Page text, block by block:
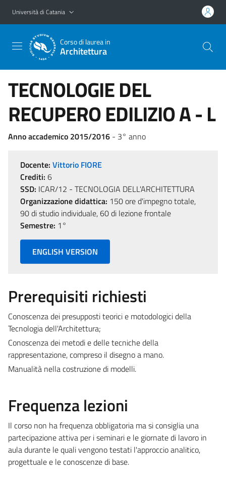
Vai al contenuto principale
Vai al menu di navigazione
Università di Catania
Corso di laurea in
Architettura
TECNOLOGIE DEL
RECUPERO EDILIZIO A - L
Anno accademico 2015/2016 - 3° anno
Docente: Vittorio FIORE
Crediti: 6
SSD: ICAR/12 - TECNOLOGIA DELL'ARCHITETTURA
Organizzazione didattica: 150 ore d'impegno totale,
90 di studio individuale, 60 di lezione frontale
Semestre: 1°
ENGLISH VERSION
Prerequisiti richiesti
Conoscenza dei presupposti teorici e motodologici della
Tecnologia dell'Architettura;
Conoscenza dei metodi e delle tecniche della
rappresentazione, compreso il disegno a mano.
Manualità nella costruzione di modelli.
Frequenza lezioni
Il corso non ha frequenza obbligatoria ma si consiglia una
partecipazione attiva per i seminari e le giornate di lavoro in
aula durante le quali vengono testati l'approccio analitico,
progettuale e le conoscenze di base.